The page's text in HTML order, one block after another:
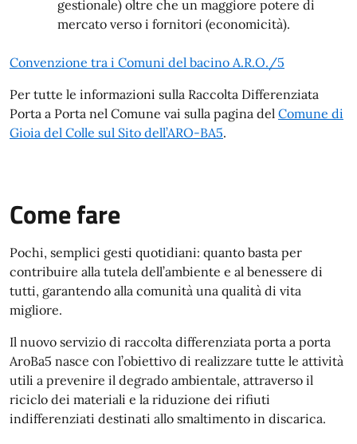
gestionale) oltre che un maggiore potere di
mercato verso i fornitori (economicità).
Convenzione tra i Comuni del bacino A.R.O./5
Per tutte le informazioni sulla Raccolta Differenziata
Porta a Porta nel Comune vai sulla pagina del Comune di
Gioia del Colle sul Sito dell’ARO-BA5.
Come fare
Pochi, semplici gesti quotidiani: quanto basta per
contribuire alla tutela dell’ambiente e al benessere di
tutti, garantendo alla comunità una qualità di vita
migliore.
Il nuovo servizio di raccolta differenziata porta a porta
AroBa5 nasce con l’obiettivo di realizzare tutte le attività
utili a prevenire il degrado ambientale, attraverso il
riciclo dei materiali e la riduzione dei rifiuti
indifferenziati destinati allo smaltimento in discarica.